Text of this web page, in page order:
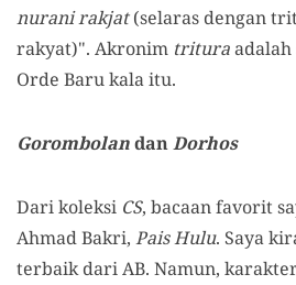
nurani rakjat(selaras dengan
rakyat)". Akronim trituraadalah
Orde Baru kala itu.
GorombolandanDorhos
Dari koleksi CS, bacaan favorit
Ahmad Bakri, Pais Hulu. Saya
terbaik dari AB. Namun,